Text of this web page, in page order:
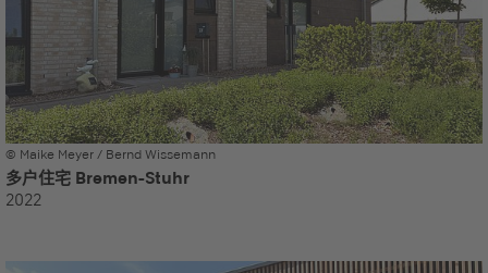
© Maike Meyer / Bernd Wissemann
多户住宅 Bremen-Stuhr
2022